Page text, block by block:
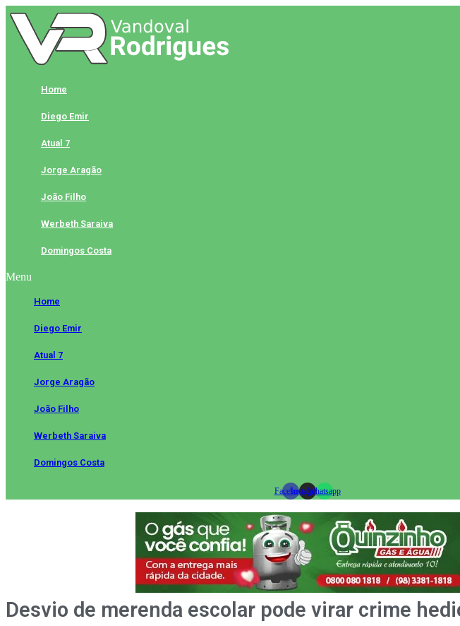
Skip
to
content
Home
Diego Emir
Atual 7
Jorge Aragão
João Filho
Werbeth Saraiva
Domingos Costa
Menu
Home
Diego Emir
Atual 7
Jorge Aragão
João Filho
Werbeth Saraiva
Domingos Costa
FacebookInstagramWhatsapp
Desvio de merenda escolar pode virar crime